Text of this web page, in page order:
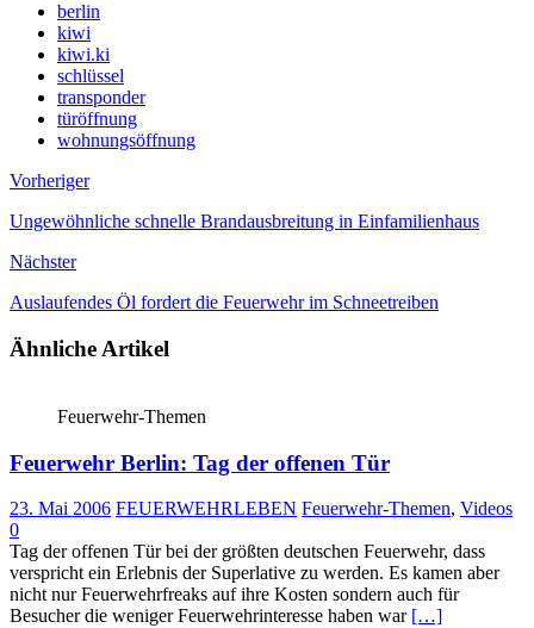
berlin
kiwi
kiwi.ki
schlüssel
transponder
türöffnung
wohnungsöffnung
Vorheriger
Ungewöhnliche schnelle Brandausbreitung in Einfamilienhaus
Nächster
Auslaufendes Öl fordert die Feuerwehr im Schneetreiben
Ähnliche Artikel
Feuerwehr-Themen
Feuerwehr Berlin: Tag der offenen Tür
23. Mai 2006 FEUERWEHRLEBEN Feuerwehr-Themen, Videos
0
Tag der offenen Tür bei der größten deutschen Feuerwehr, dass
verspricht ein Erlebnis der Superlative zu werden. Es kamen aber
nicht nur Feuerwehrfreaks auf ihre Kosten sondern auch für
Besucher die weniger Feuerwehrinteresse haben war […]